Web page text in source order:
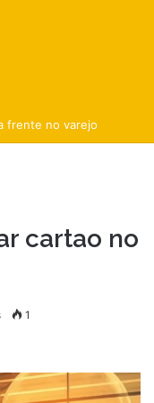
frente no varejo
cartao no
1